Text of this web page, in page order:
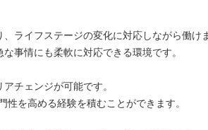
ライフステージの変化に対応しながら働けま
事情にも柔軟に対応できる環境です。
チェンジが可能です。
を高める経験を積むことができます。